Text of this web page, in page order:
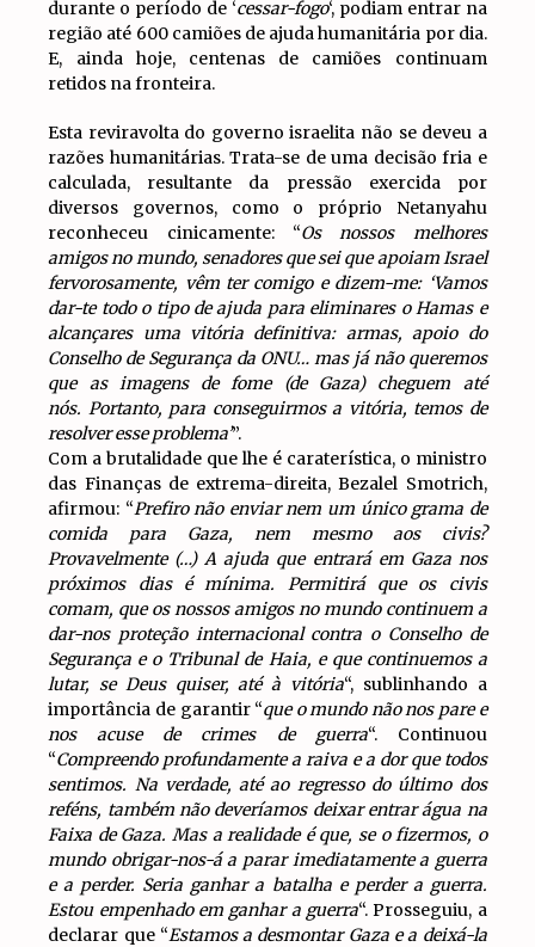
durante o período de ‘cessar-fogo‘, podiam entrar na
região até 600 camiões de ajuda humanitária por dia.
E, ainda hoje, centenas de camiões continuam
retidos na fronteira.
Esta reviravolta do governo israelita não se deveu a
razões humanitárias. Trata-se de uma decisão fria e
calculada, resultante da pressão exercida por
diversos governos, como o próprio Netanyahu
reconheceu cinicamente: “Os nossos melhores
amigos no mundo, senadores que sei que apoiam Israel
fervorosamente, vêm ter comigo e dizem-me: ‘Vamos
dar-te todo o tipo de ajuda para eliminares o Hamas e
alcançares uma vitória definitiva: armas, apoio do
Conselho de Segurança da ONU… mas já não queremos
que as imagens de fome (de Gaza) cheguem até
nós. Portanto, para conseguirmos a vitória, temos de
resolver esse problema’”.
Com a brutalidade que lhe é caraterística, o ministro
das Finanças de extrema-direita, Bezalel Smotrich,
afirmou: “Prefiro não enviar nem um único grama de
comida para Gaza, nem mesmo aos civis?
Provavelmente (…) A ajuda que entrará em Gaza nos
próximos dias é mínima. Permitirá que os civis
comam, que os nossos amigos no mundo continuem a
dar-nos proteção internacional contra o Conselho de
Segurança e o Tribunal de Haia, e que continuemos a
lutar, se Deus quiser, até à vitória“, sublinhando a
importância de garantir “que o mundo não nos pare e
nos acuse de crimes de guerra“. Continuou
“Compreendo profundamente a raiva e a dor que todos
sentimos. Na verdade, até ao regresso do último dos
reféns, também não deveríamos deixar entrar água na
Faixa de Gaza. Mas a realidade é que, se o fizermos, o
mundo obrigar-nos-á a parar imediatamente a guerra
e a perder. Seria ganhar a batalha e perder a guerra.
Estou empenhado em ganhar a guerra“. Prosseguiu, a
declarar que “Estamos a desmontar Gaza e a deixá-la